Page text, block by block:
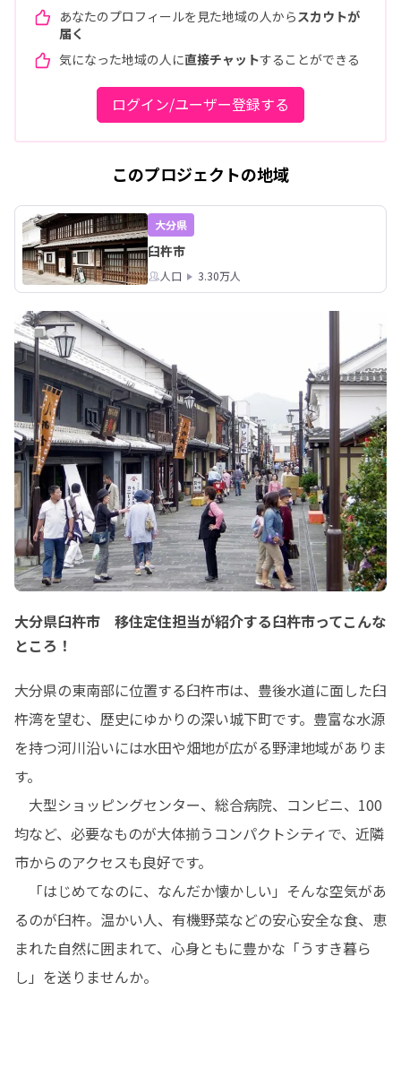
あなたのプロフィールを見た地域の人から スカウトが
届く
気になった地域の人に直接チャットすることができる
ログイン/ユーザー登録する
このプロジェクトの地域
大分県
臼杵市
人口 3.30万人
大分県臼杵市 移住定住担当が紹介する臼杵市ってこんな
ところ！
大分県の東南部に位置する臼杵市は、豊後水道に面した臼
杵湾を望む、歴史にゆかりの深い城下町です。豊富な水源
を持つ河川沿いには水田や畑地が広がる野津地域がありま
す。
大型ショッピングセンター、総合病院、コンビニ、100
均など、必要なものが大体揃うコンパクトシティで、近隣
市からのアクセスも良好です。
「はじめてなのに、なんだか懐かしい」そんな空気があ
るのが臼杵。温かい人、有機野菜などの安心安全な食、恵
まれた自然に囲まれて、心身ともに豊かな「うすき暮ら
し」を送りませんか。